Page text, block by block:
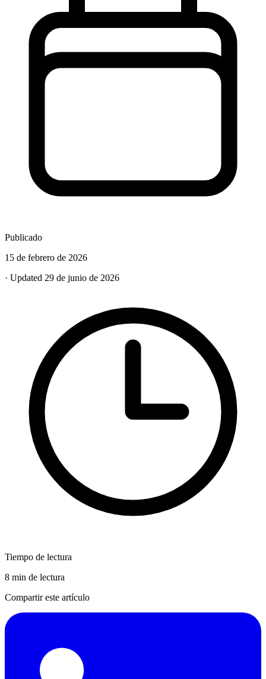
Publicado
15 de febrero de 2026
· Updated 29 de junio de 2026
Tiempo de lectura
8 min de lectura
Compartir este artículo